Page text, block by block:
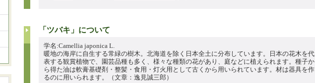
「ツバキ」について
学名:Camellia japonica L.
暖地の海岸に自生する常緑の樹木。北海道を除く日本全土に分布しています。日本の花木を代
表する観賞植物で、園芸品種も多く、様々な種類の花があり、庭などに植えられます。種子か
ら得た油は軟膏基礎剤・整髪・食用・灯火用として古くから用いられています。材は器具を作
るのに用いられます。（文章：逸見誠三郎）